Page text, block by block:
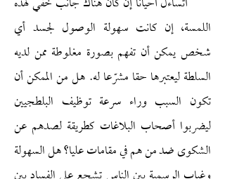
اللمسة، إن كانت سهولة الوصول لجسد أي
شخص يمكن أن تفهم بصورة مغلوطة ممن لديه
السلطة ليعتبرها حقا مشرّعا له. هل من الممكن أن
تكون السبب وراء سرعة توظيف البلطجيين
ليضربوا أصحاب البلاغات كطريقة لصدهم عن
الشكوى ضد من هم في مقامات عليا؟ هل السهولة